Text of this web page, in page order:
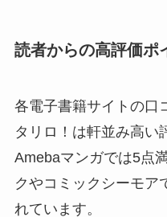
読者からの高評価ポ
各電子書籍サイトの口
タリロ！は軒並み高い
Amebaマンガでは5点
クやコミックシーモア
れています。